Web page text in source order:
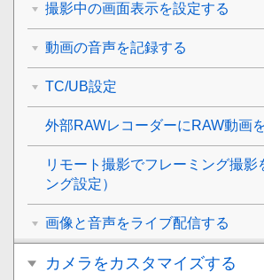
撮影中の画面表示を設定する
動画の音声を記録する
TC/UB設定
外部RAWレコーダーにRAW動画
リモート撮影でフレーミング撮影
ング設定）
画像と音声をライブ配信する
カメラをカスタマイズする